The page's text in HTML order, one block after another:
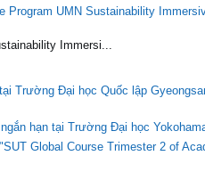
UMN Sustainability
Immersi...
Trường Đại học Quốc lập
hạn tại Trường Đại học
Global Course Trimester 2 of